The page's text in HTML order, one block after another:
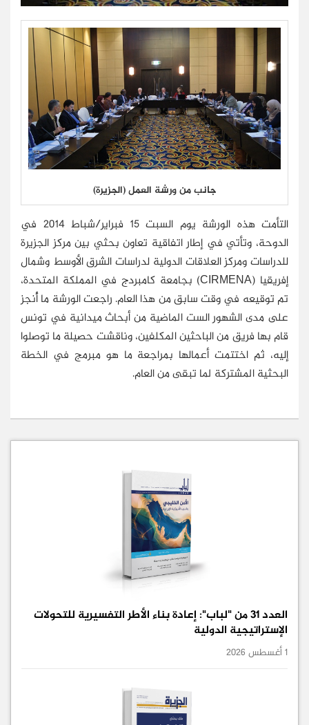
جانب من ورشة العمل (الجزيرة)
التأمت هذه الورشة يوم السبت 15 فبراير/شباط 2014 في
الدوحة، وتأتي في إطار اتفاقية تعاون بحثي بين مركز الجزيرة
للدراسات ومركز العلاقات الدولية لدراسات الشرق الأوسط وشمال
إفريقيا (CIRMENA) بجامعة كامبردج في المملكة المتحدة،
تم توقيعه في وقت سابق من هذا العام. راجعت الورشة ما أُنجز
على مدى الشهور الست الماضية من أبحاث ميدانية في تونس
قام بها فريق من الباحثين المكلفين، وناقشت حصيلة ما توصلوا
إليه، ثم اختتمت أعمالها بمراجعة ما هو مبرمج في الخطة
البحثية المشتركة لما تبقى من العام.
العدد 31 من "لباب": إعادة بناء الأطر التفسيرية للتحولات
الإستراتيجية الدولية
1 أغسطس 2026